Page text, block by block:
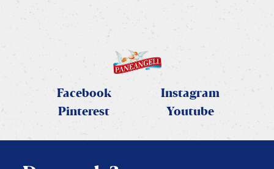
Facebook
Instagram
Pinterest
Youtube